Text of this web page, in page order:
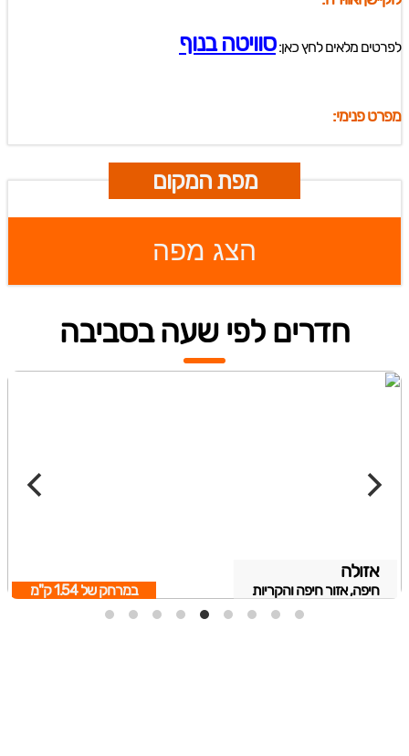
לפרטים מלאים לחץ כאן:סוויטה בנוף
מפרט פנימי:
מפת המקום
הצג מפה
חדרים לפי שעה בסביבה
אזולה
חיפה, אזור חיפה והקריות במרחק של 1.54 ק"מ